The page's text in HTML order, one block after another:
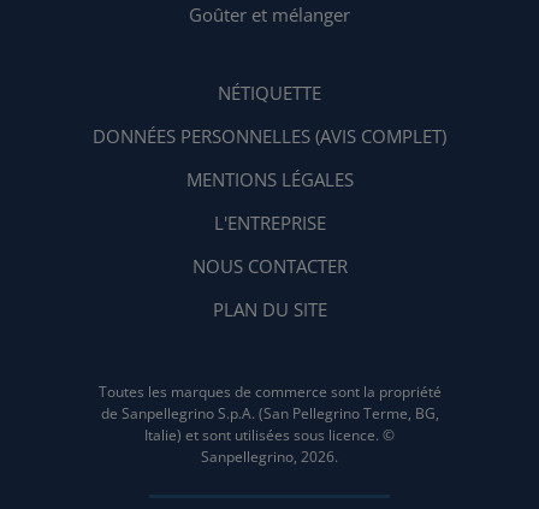
Goûter et mélanger
NÉTIQUETTE
DONNÉES PERSONNELLES (AVIS COMPLET)
MENTIONS LÉGALES
L'ENTREPRISE
NOUS CONTACTER
PLAN DU SITE
Toutes les marques de commerce sont la propriété
de Sanpellegrino S.p.A. (San Pellegrino Terme, BG,
Italie) et sont utilisées sous licence. ©
Sanpellegrino, 2026.